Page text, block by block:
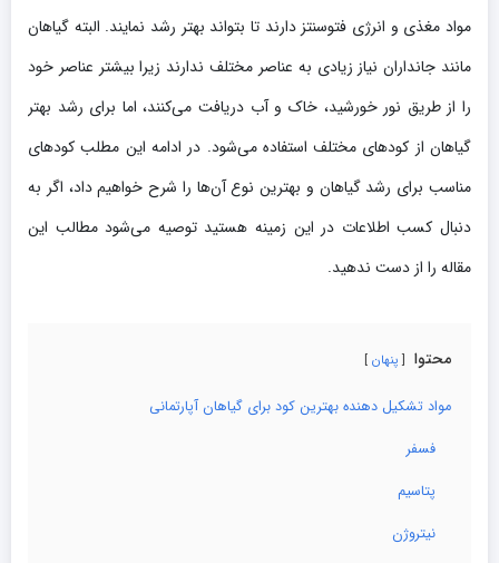
مواد مغذی و انرژی فتوسنتز دارند تا بتواند بهتر رشد نمایند. البته گیاهان
مانند جانداران نیاز زیادی به عناصر مختلف ندارند زیرا بیشتر عناصر خود
را از طریق نور خورشید، خاک و آب دریافت می‌کنند، اما برای رشد بهتر
گیاهان از کودهای مختلف استفاده می‌شود. در ادامه این مطلب کودهای
مناسب برای رشد گیاهان و بهترین نوع آن‌ها را شرح خواهیم داد، اگر به
دنبال کسب اطلاعات در این زمینه هستید توصیه می‌شود مطالب این
مقاله را از دست ندهید.
محتوا پنهان
مواد تشکیل دهنده بهترین کود برای گیاهان آپارتمانی
فسفر
پتاسیم
نیتروژن